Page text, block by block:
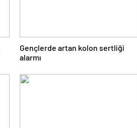
Gençlerde artan kolon sertliği
alarmı